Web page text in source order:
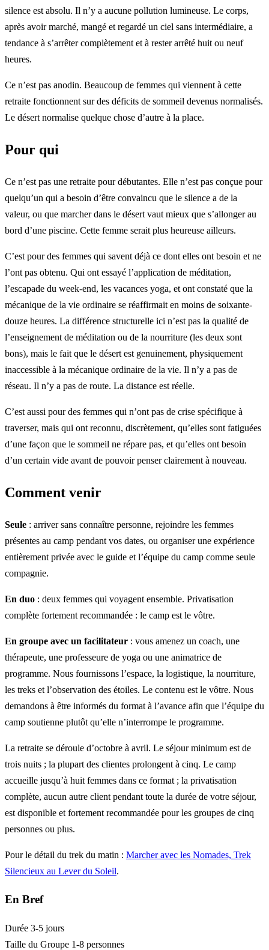
silence est absolu. Il n’y a aucune pollution lumineuse. Le corps,
après avoir marché, mangé et regardé un ciel sans intermédiaire, a
tendance à s’arrêter complètement et à rester arrêté huit ou neuf
heures.
Ce n’est pas anodin. Beaucoup de femmes qui viennent à cette
retraite fonctionnent sur des déficits de sommeil devenus normalisés.
Le désert normalise quelque chose d’autre à la place.
Pour qui
Ce n’est pas une retraite pour débutantes. Elle n’est pas conçue pour
quelqu’un qui a besoin d’être convaincu que le silence a de la
valeur, ou que marcher dans le désert vaut mieux que s’allonger au
bord d’une piscine. Cette femme serait plus heureuse ailleurs.
C’est pour des femmes qui savent déjà ce dont elles ont besoin et ne
l’ont pas obtenu. Qui ont essayé l’application de méditation,
l’escapade du week-end, les vacances yoga, et ont constaté que la
mécanique de la vie ordinaire se réaffirmait en moins de soixante-
douze heures. La différence structurelle ici n’est pas la qualité de
l’enseignement de méditation ou de la nourriture (les deux sont
bons), mais le fait que le désert est genuinement, physiquement
inaccessible à la mécanique ordinaire de la vie. Il n’y a pas de
réseau. Il n’y a pas de route. La distance est réelle.
C’est aussi pour des femmes qui n’ont pas de crise spécifique à
traverser, mais qui ont reconnu, discrètement, qu’elles sont fatiguées
d’une façon que le sommeil ne répare pas, et qu’elles ont besoin
d’un certain vide avant de pouvoir penser clairement à nouveau.
Comment venir
Seule : arriver sans connaître personne, rejoindre les femmes
présentes au camp pendant vos dates, ou organiser une expérience
entièrement privée avec le guide et l’équipe du camp comme seule
compagnie.
En duo : deux femmes qui voyagent ensemble. Privatisation
complète fortement recommandée : le camp est le vôtre.
En groupe avec un facilitateur : vous amenez un coach, une
thérapeute, une professeure de yoga ou une animatrice de
programme. Nous fournissons l’espace, la logistique, la nourriture,
les treks et l’observation des étoiles. Le contenu est le vôtre. Nous
demandons à être informés du format à l’avance afin que l’équipe du
camp soutienne plutôt qu’elle n’interrompe le programme.
La retraite se déroule d’octobre à avril. Le séjour minimum est de
trois nuits ; la plupart des clientes prolongent à cinq. Le camp
accueille jusqu’à huit femmes dans ce format ; la privatisation
complète, aucun autre client pendant toute la durée de votre séjour,
est disponible et fortement recommandée pour les groupes de cinq
personnes ou plus.
Pour le détail du trek du matin : Marcher avec les Nomades, Trek
Silencieux au Lever du Soleil.
En Bref
Durée 3-5 jours
Taille du Groupe 1-8 personnes